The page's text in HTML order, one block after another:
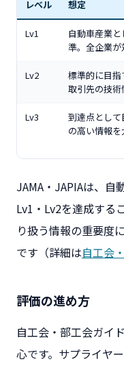
レベル 想定
Lv1
自動車産業
準。全企業が
Lv2
標準的に目指
取引先の技
Lv3
到達点とし
の高い情報
JAMA・JAPIAは、自
Lv1・Lv2を達成する
り扱う情報の重要度
です（詳細は自工会
評価の進め方
自工会・部工会ガイ
心です。サプライヤ